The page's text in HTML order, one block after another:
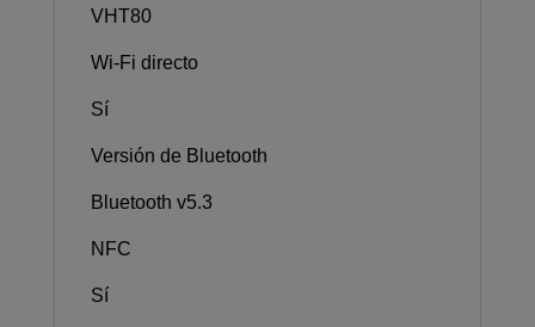
VHT80
Wi-Fi directo
Sí
Versión de Bluetooth
Bluetooth v5.3
NFC
Sí